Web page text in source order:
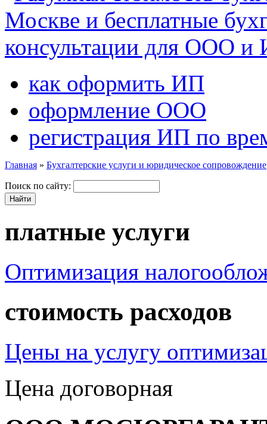
как оформить ИП
оформление ООО
регистрация ИП по
Главная » Бухгалтерские услуги и юридическое сопровождение
Поиск по сайту:
платные услуги
Оптимизация
стоимость расходов
Цены на услугу
Цена договорная